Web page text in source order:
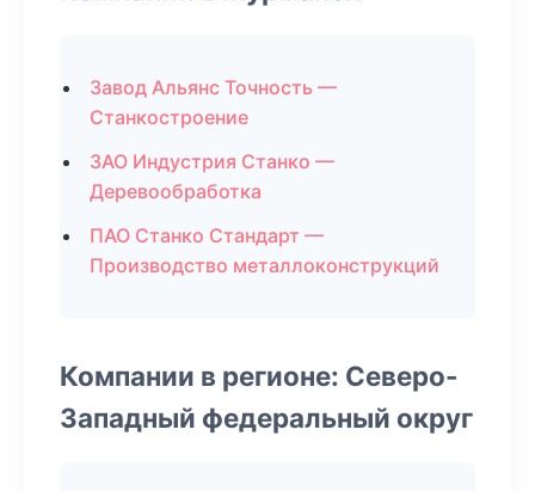
Завод Альянс Точность —
Станкостроение
ЗАО Индустрия Станко —
Деревообработка
ПАО Станко Стандарт —
Производство металлоконструкций
Компании в регионе: Северо-
Западный федеральный округ